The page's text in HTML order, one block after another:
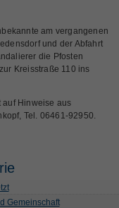
am vergangenen
und der Abfahrt
die Pfosten
Kreisstraße 110 ins
auf Hinweise aus
Tel. 06461-92950.
Gemeinschaft